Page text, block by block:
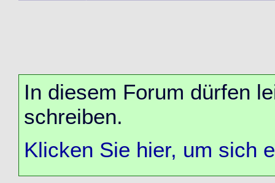
In diesem Forum dürfen
schreiben.
Klicken Sie hier, um sich